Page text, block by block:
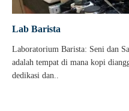
Lab Barista
Laboratorium Barista: Seni dan
adalah tempat di mana kopi
dedikasi dan..